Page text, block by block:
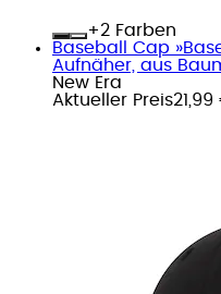
+
Farben
Baseball Cap
Aufnäher, aus
New Era
Aktueller Preis